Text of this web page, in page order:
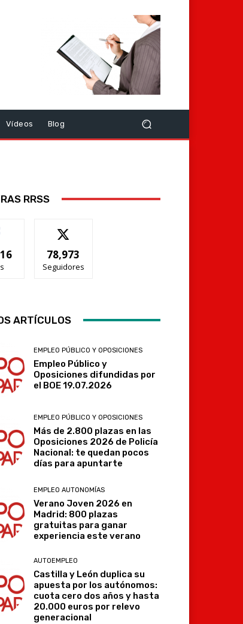
Vídeos Blog
RRSS
78,973
Seguidores
ARTÍCULOS
EMPLEO PÚBLICO Y OPOSICIONES
Empleo Público y
Oposiciones difundidas por
el BOE 19.07.2026
EMPLEO PÚBLICO Y OPOSICIONES
Más de 2.800 plazas en las
Oposiciones 2026 de Policía
Nacional: te quedan pocos
días para apuntarte
EMPLEO AUTONOMÍAS
Verano Joven 2026 en
Madrid: 800 plazas
gratuitas para ganar
experiencia este verano
AUTOEMPLEO
Castilla y León duplica su
apuesta por los autónomos:
cuota cero dos años y hasta
20.000 euros por relevo
generacional